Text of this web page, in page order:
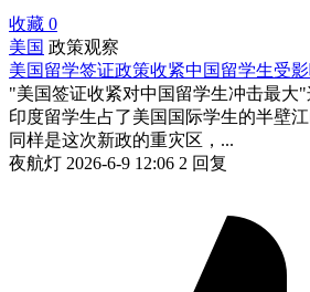
收藏 0
美国 政策观察
美国留学签证政策收紧中国留学生受
"美国签证收紧对中国留学生冲击最大
印度留学生占了美国国际学生的半壁
同样是这次新政的重灾区，...
夜航灯 2026-6-9 12:06 2 回复